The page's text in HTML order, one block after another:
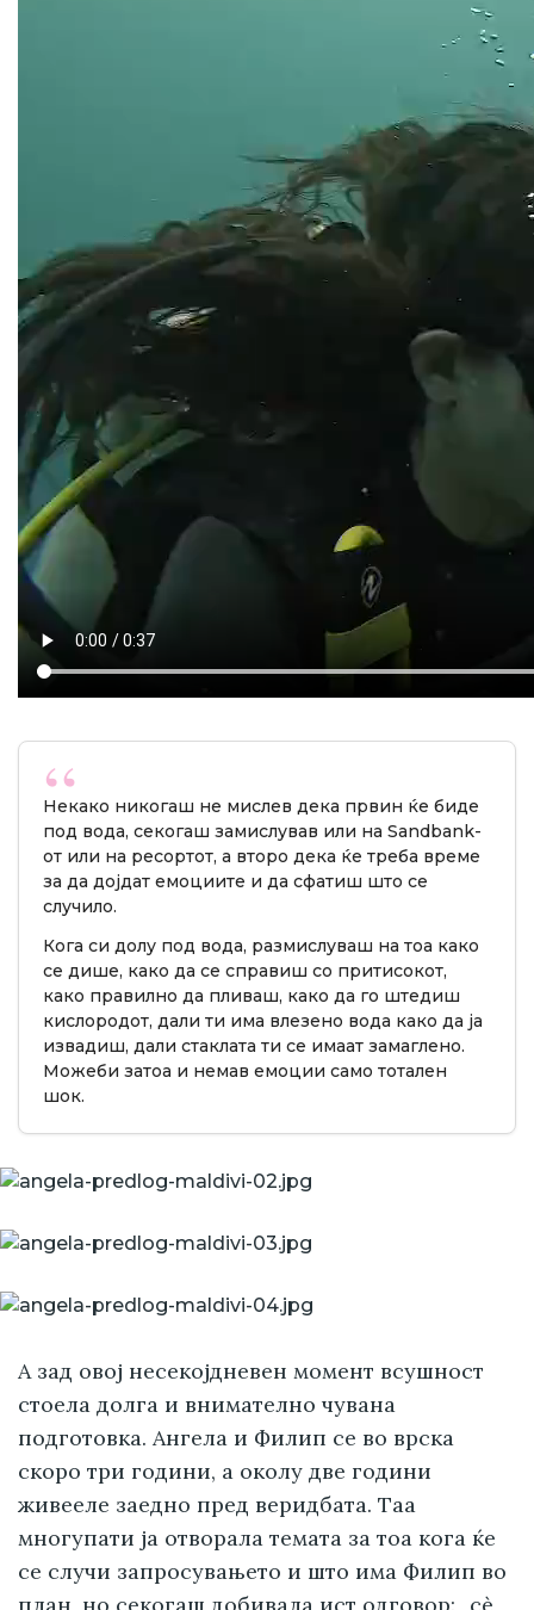
Некако никогаш не мислев дека првин ќе биде
под вода, секогаш замислував или на Sandbank-
от или на ресортот, а второ дека ќе треба време
за да дојдат емоциите и да сфатиш што се
случило.
Кога си долу под вода, размислуваш на тоа како
се дише, како да се справиш со притисокот,
како правилно да пливаш, како да го штедиш
кислородот, дали ти има влезено вода како да ја
извадиш, дали стаклата ти се имаат замаглено.
Можеби затоа и немав емоции само тотален
шок.
А зад овој несекојдневен момент всушност
стоела долга и внимателно чувана
подготовка. Ангела и Филип се во врска
скоро три години, а околу две години
живееле заедно пред веридбата. Таа
многупати ја отворала темата за тоа кога ќе
се случи запросувањето и што има Филип во